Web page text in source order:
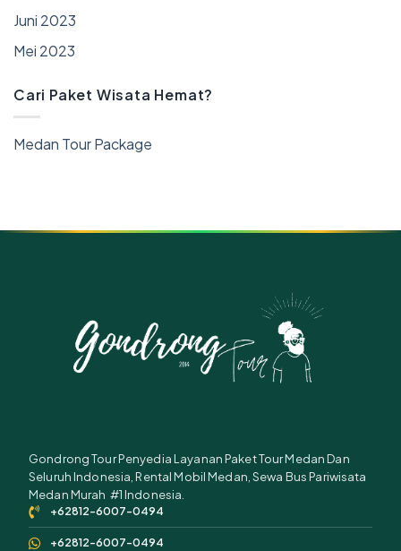
Juni 2023
Mei 2023
Cari Paket Wisata Hemat?
Medan Tour Package
Gondrong Tour Penyedia Layanan Paket Tour Medan Dan
Seluruh Indonesia, Rental Mobil Medan, Sewa Bus Pariwisata
Medan Murah #1 Indonesia.
+62812-6007-0494
+62812-6007-0494